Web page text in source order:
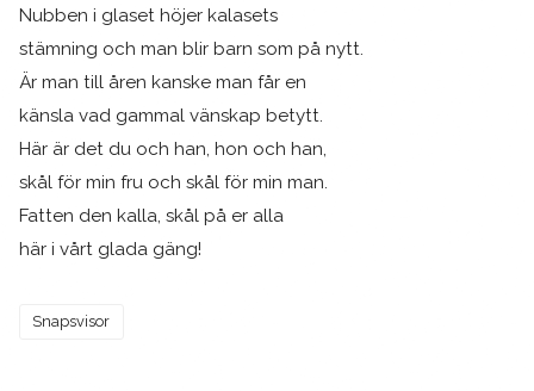
Nubben i glaset höjer kalasets
stämning och man blir barn som på nytt.
Är man till åren kanske man får en
känsla vad gammal vänskap betytt.
Här är det du och han, hon och han,
skål för min fru och skål för min man.
Fatten den kalla, skål på er alla
här i vårt glada gäng!
Snapsvisor